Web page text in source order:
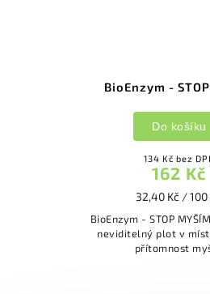
BioEnzym -
134 Kč bez
162 Kč
32,40 Kč / 100
Do košíku
BioEnzym - STOP MYŠÍM účinek jako
neviditelný plot v
přítomnost